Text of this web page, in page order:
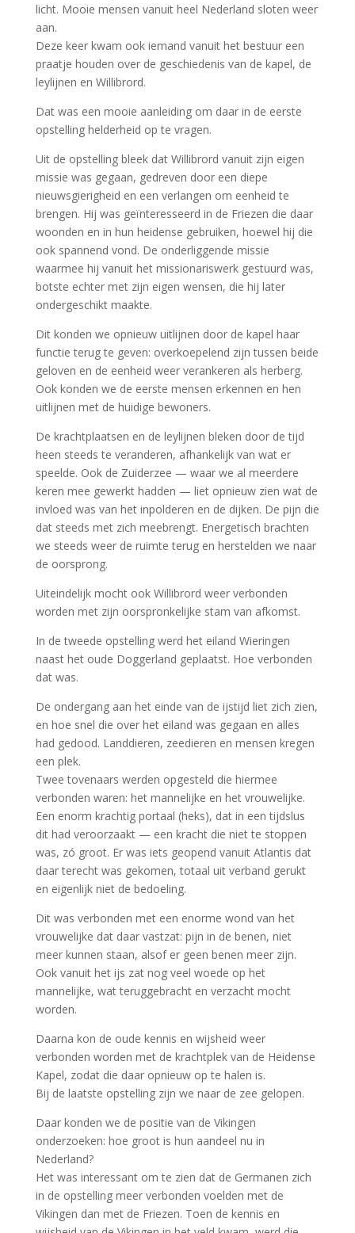
licht. Mooie mensen vanuit heel Nederland sloten weer
aan.
Deze keer kwam ook iemand vanuit het bestuur een
praatje houden over de geschiedenis van de kapel, de
leylijnen en Willibrord.
Dat was een mooie aanleiding om daar in de eerste
opstelling helderheid op te vragen.
Uit de opstelling bleek dat Willibrord vanuit zijn eigen
missie was gegaan, gedreven door een diepe
nieuwsgierigheid en een verlangen om eenheid te
brengen. Hij was geïnteresseerd in de Friezen die daar
woonden en in hun heidense gebruiken, hoewel hij die
ook spannend vond. De onderliggende missie
waarmee hij vanuit het missionariswerk gestuurd was,
botste echter met zijn eigen wensen, die hij later
ondergeschikt maakte.
Dit konden we opnieuw uitlijnen door de kapel haar
functie terug te geven: overkoepelend zijn tussen beide
geloven en de eenheid weer verankeren als herberg.
Ook konden we de eerste mensen erkennen en hen
uitlijnen met de huidige bewoners.
De krachtplaatsen en de leylijnen bleken door de tijd
heen steeds te veranderen, afhankelijk van wat er
speelde. Ook de Zuiderzee — waar we al meerdere
keren mee gewerkt hadden — liet opnieuw zien wat de
invloed was van het inpolderen en de dijken. De pijn die
dat steeds met zich meebrengt. Energetisch brachten
we steeds weer de ruimte terug en herstelden we naar
de oorsprong.
Uiteindelijk mocht ook Willibrord weer verbonden
worden met zijn oorspronkelijke stam van afkomst.
In de tweede opstelling werd het eiland Wieringen
naast het oude Doggerland geplaatst. Hoe verbonden
dat was.
De ondergang aan het einde van de ijstijd liet zich zien,
en hoe snel die over het eiland was gegaan en alles
had gedood. Landdieren, zeedieren en mensen kregen
een plek.
Twee tovenaars werden opgesteld die hiermee
verbonden waren: het mannelijke en het vrouwelijke.
Een enorm krachtig portaal (heks), dat in een tijdslus
dit had veroorzaakt — een kracht die niet te stoppen
was, zó groot. Er was iets geopend vanuit Atlantis dat
daar terecht was gekomen, totaal uit verband gerukt
en eigenlijk niet de bedoeling.
Dit was verbonden met een enorme wond van het
vrouwelijke dat daar vastzat: pijn in de benen, niet
meer kunnen staan, alsof er geen benen meer zijn.
Ook vanuit het ijs zat nog veel woede op het
mannelijke, wat teruggebracht en verzacht mocht
worden.
Daarna kon de oude kennis en wijsheid weer
verbonden worden met de krachtplek van de Heidense
Kapel, zodat die daar opnieuw op te halen is.
Bij de laatste opstelling zijn we naar de zee gelopen.
Daar konden we de positie van de Vikingen
onderzoeken: hoe groot is hun aandeel nu in
Nederland?
Het was interessant om te zien dat de Germanen zich
in de opstelling meer verbonden voelden met de
Vikingen dan met de Friezen. Toen de kennis en